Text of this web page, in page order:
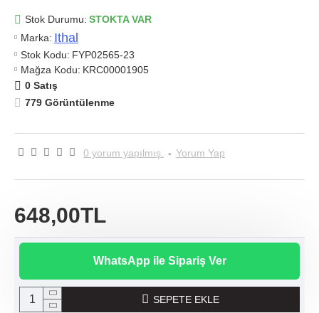
Stok Durumu: STOKTA VAR
Marka: Ithal
Stok Kodu: FYP02565-23
Mağza Kodu: KRC00001905
0 Satış
779 Görüntülenme
0 yorum yapılmış. - Yorum Yap
648,00TL
WhatsApp ile Sipariş Ver
SEPETE EKLE